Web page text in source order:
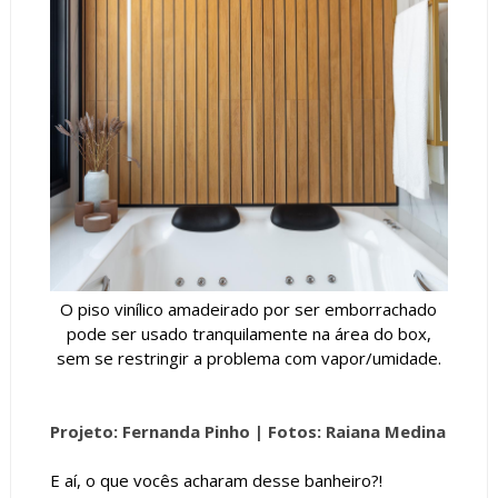
O piso vinílico amadeirado por ser emborrachado
pode ser usado tranquilamente na área do box,
sem se restringir a problema com vapor/umidade.
Projeto: Fernanda Pinho | Fotos: Raiana Medina
E aí, o que vocês acharam desse banheiro?!